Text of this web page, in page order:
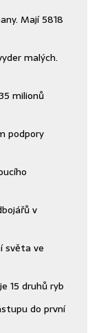
Mají 5818
malých.
milionů
podpory
v
světa ve
15 druhů ryb
do první